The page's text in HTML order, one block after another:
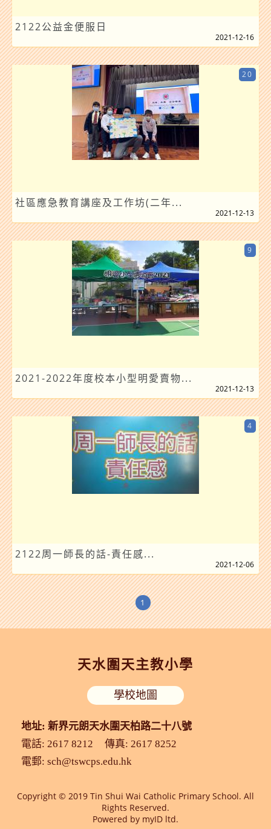
2122公益金便服日
2021-12-16
社區應急教育講座及工作坊(二年...
20
2021-12-13
2021-2022年度校本小型明愛賣物...
9
2021-12-13
2122周一師長的話-責任感...
4
2021-12-06
1
天水圍天主教小學
地址: 新界元朗天水圍天柏路二十八號
學校地圖
電話: 2617 8212
傳真: 2617 8252
電郵: sch@tswcps.edu.hk
Copyright © 2019 Tin Shui Wai Catholic Primary School. All
Rights Reserved.
Powered by myID ltd.